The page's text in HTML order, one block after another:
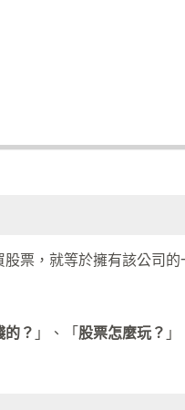
票，就等於擁有該公司
的？ 」、「 股票怎麼玩？